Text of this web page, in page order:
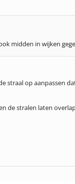
midden in wijken
straal op aanpassen
de stralen laten